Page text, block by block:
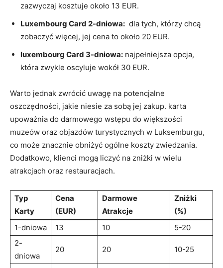
zazwyczaj kosztuje około 13 EUR.
Luxembourg Card 2-dniowa: ⁢ dla tych, którzy chcą‌
zobaczyć więcej, jej cena to około⁢ 20 EUR.
luxembourg Card 3-dniowa: najpełniejsza​ opcja,
która ‌zwykle oscyluje ​wokół 30 EUR.
Warto jednak zwrócić uwagę na potencjalne
oszczędności, jakie niesie za​ sobą ​jej zakup. karta
upoważnia ‌do⁤ darmowego ​wstępu do większości
muzeów oraz objazdów turystycznych⁢ w‌ Luksemburgu,
co może znacznie obniżyć ogólne koszty ‌zwiedzania.
Dodatkowo,⁢ klienci ⁣mogą liczyć na zniżki w ⁤wielu
atrakcjach oraz restauracjach.
Typ‍
Karty
Cena
⁣(EUR)
Darmowe
Atrakcje
Zniżki⁣
(%)
1-dniowa
13 10
5-20
2-
dniowa
20 20 10-25